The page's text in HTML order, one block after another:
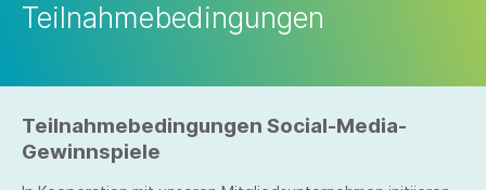
Teilnahmebedingungen
Teilnahmebedingungen Social-Media-
Gewinnspiele